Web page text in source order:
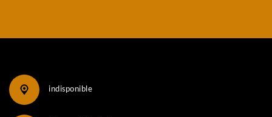
indisponible